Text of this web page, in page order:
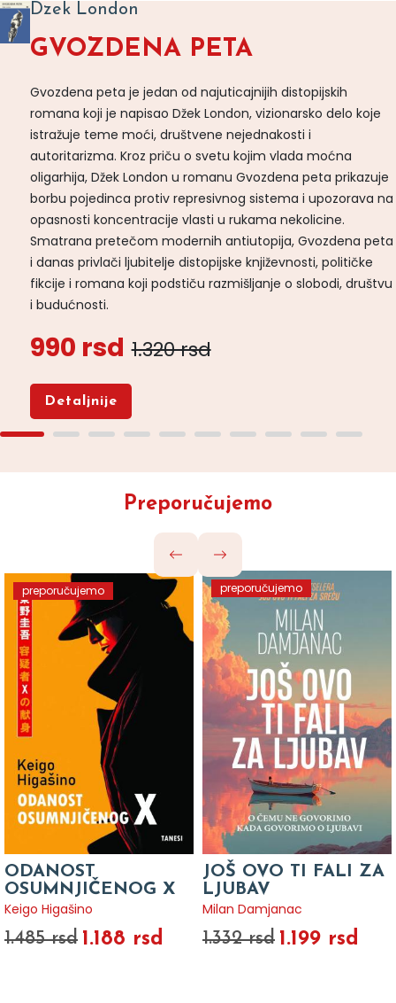
Dzek London
GVOZDENA PETA
Gvozdena peta je jedan od najuticajnijih distopijskih
romana koji je napisao Džek London, vizionarsko delo koje
istražuje teme moći, društvene nejednakosti i
autoritarizma. Kroz priču o svetu kojim vlada moćna
oligarhija, Džek London u romanu Gvozdena peta prikazuje
borbu pojedinca protiv represivnog sistema i upozorava na
opasnosti koncentracije vlasti u rukama nekolicine.
Smatrana pretečom modernih antiutopija, Gvozdena peta
i danas privlači ljubitelje distopijske književnosti, političke
fikcije i romana koji podstiču razmišljanje o slobodi, društvu
i budućnosti.
990 rsd 1.320 rsd
Detaljnije
Preporučujemo
preporučujemo
ODANOST
OSUMNJIČENOG X
Keigo Higašino
1.485 rsd 1.188 rsd
preporučujemo
JOŠ OVO TI FALI ZA
LJUBAV
Milan Damjanac
1.332 rsd 1.199 rsd